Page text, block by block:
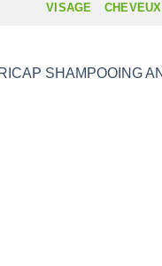
VISAGE CHEVEUX